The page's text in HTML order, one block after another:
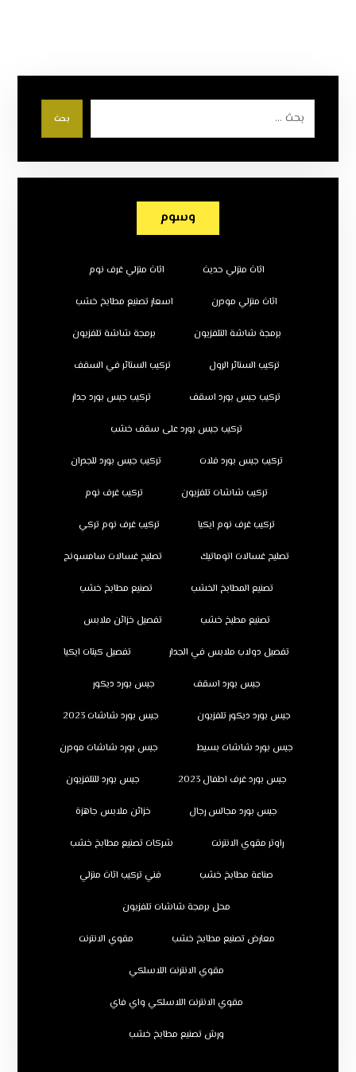
بحث
وسوم
اثاث منزلي حديث اثاث منزلي غرف نوم
اثاث منزلي مودرن اسعار تصنيع مطابخ خشب
برمجة شاشة التلفزيون برمجة شاشة تلفزيون
تركيب الستائر الرول تركيب الستائر في السقف
تركيب جبس بورد اسقف تركيب جبس بورد جدار
تركيب جبس بورد على سقف خشب
تركيب جبس بورد فلات تركيب جبس بورد للجدران
تركيب شاشات تلفزيون تركيب غرف نوم
تركيب غرف نوم ايكيا تركيب غرف نوم تركي
تصليح غسالات اتوماتيك تصليح غسالات سامسونج
تصنيع المطابخ الخشب تصنيع مطابخ خشب
تصنيع مطبخ خشب تفصيل خزائن ملابس
تفصيل دولاب ملابس في الجدار تفصيل كبتات ايكيا
جبس بورد اسقف جبس بورد ديكور
جبس بورد ديكور تلفزيون جبس بورد شاشات 2023
جبس بورد شاشات بسيط جبس بورد شاشات مودرن
جبس بورد غرف اطفال 2023 جبس بورد للتلفزيون
جبس بورد مجالس رجال خزائن ملابس جاهزة
راوتر مقوي الانترنت شركات تصنيع مطابخ خشب
صناعة مطابخ خشب فني تركيب اثاث منزلي
محل برمجة شاشات تلفزيون
معارض تصنيع مطابخ خشب مقوي الانترنت
مقوي الانترنت اللاسلكي
مقوي الانترنت اللاسلكي واي فاي
ورش تصنيع مطابخ خشب